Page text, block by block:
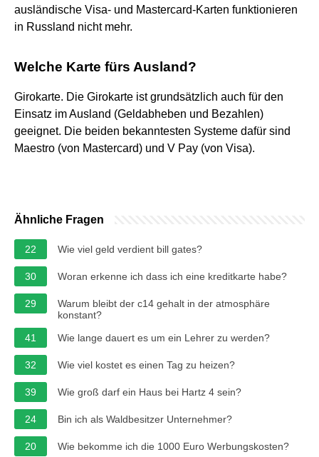
ausländische Visa- und Mastercard-Karten funktionieren
in Russland nicht mehr.
Welche Karte fürs Ausland?
Girokarte. Die Girokarte ist grundsätzlich auch für den
Einsatz im Ausland (Geldabheben und Bezahlen)
geeignet. Die beiden bekanntesten Systeme dafür sind
Maestro (von Mastercard) und V Pay (von Visa).
Ähnliche Fragen
22 Wie viel geld verdient bill gates?
30 Woran erkenne ich dass ich eine kreditkarte habe?
29
Warum bleibt der c14 gehalt in der atmosphäre
konstant?
41
Wie lange dauert es um ein Lehrer zu werden?
32 Wie viel kostet es einen Tag zu heizen?
39 Wie groß darf ein Haus bei Hartz 4 sein?
24 Bin ich als Waldbesitzer Unternehmer?
20 Wie bekomme ich die 1000 Euro Werbungskosten?